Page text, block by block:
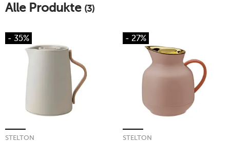
Alle Produkte (3)
- 35%
STELTON
- 27%
STELTON